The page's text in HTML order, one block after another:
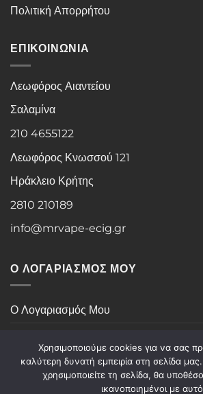
Πολιτική Απορρήτου
ΕΠΙΚΟΙΝΩΝΙΑ
Λεωφόρος Αιαντείου
Σαλαμίνα
210 4655122
Λεωφόρος Κνωσσού 121
Ηράκλειο Κρήτης
2810 210189
info@mrvape-ecig.gr
Ο ΛΟΓΑΡΙΑΣΜΟΣ ΜΟΥ
Ο Λογαριασμός Μου
Visa PayPal Stripe
Χρησιμοποιούμε cookies για να σας
καλύτερη δυνατή εμπειρία στη σελίδα
χρησιμοποιείτε τη σελίδα, θα
ικανοποιημένοι με